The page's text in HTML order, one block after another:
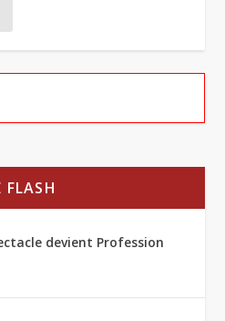
FLASH
devient Profession